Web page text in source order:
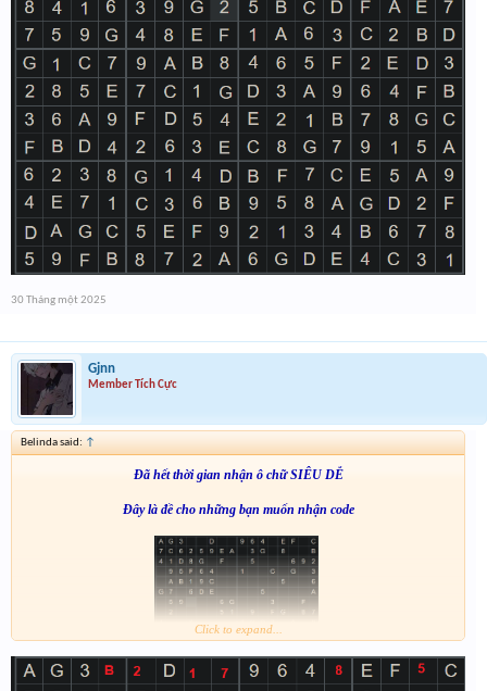
30 Tháng một 2025
Gjnn
Member Tích Cực
Belinda said: ↑
Đã hết thời gian nhận ô chữ SIÊU DỄ
Đây là đề cho những bạn muốn nhận code
Click to expand...